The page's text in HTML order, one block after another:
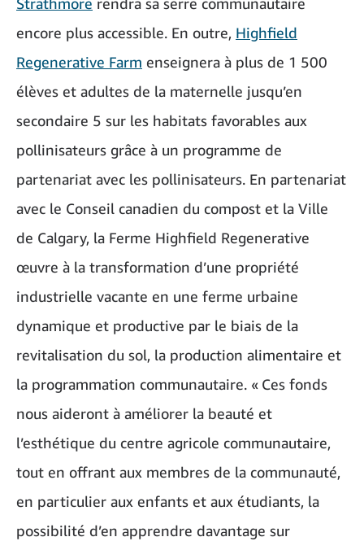
encore plus accessible. En outre, Highfield
Regenerative Farm enseignera à plus de 1 500
élèves et adultes de la maternelle jusqu’en
secondaire 5 sur les habitats favorables aux
pollinisateurs grâce à un programme de
partenariat avec les pollinisateurs. En partenariat
avec le Conseil canadien du compost et la Ville
de Calgary, la Ferme Highfield Regenerative
œuvre à la transformation d’une propriété
industrielle vacante en une ferme urbaine
dynamique et productive par le biais de la
revitalisation du sol, la production alimentaire et
la programmation communautaire. « Ces fonds
nous aideront à améliorer la beauté et
l’esthétique du centre agricole communautaire,
tout en offrant aux membres de la communauté,
en particulier aux enfants et aux étudiants, la
possibilité d’en apprendre davantage sur